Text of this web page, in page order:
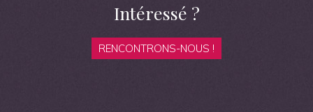
Intéressé ?
RENCONTRONS-NOUS !